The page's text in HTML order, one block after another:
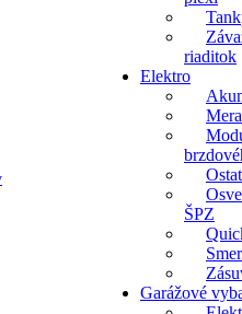
riaditok
Elektro
ŠPZ
Garážové